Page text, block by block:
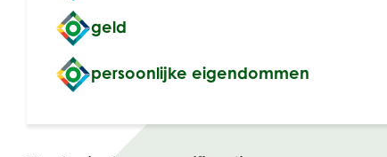
geld
persoonlijke eigendommen